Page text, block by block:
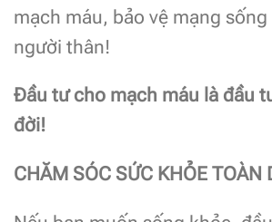
mạch máu, bảo vệ mạng sống
người thân!
Đầu tư cho mạch máu là đầu
đời!
CHĂM SÓC SỨC KHỎE TOÀN